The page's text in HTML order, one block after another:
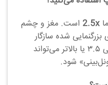
2.5xاست. مغز و چشم
بزرگنمایی شده سازگار
شوند. پرش مستقیم به بزرگنمایی ۳.۵ یا بالاتر می‌تواند
شود.